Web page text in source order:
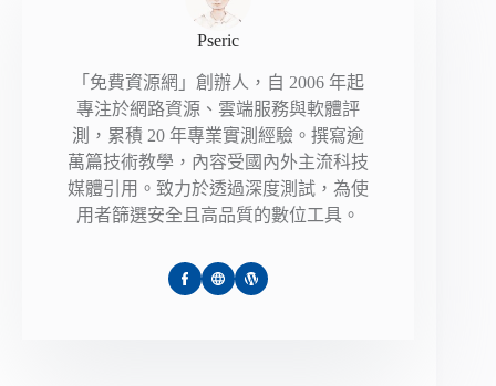
Pseric
「免費資源網」創辦人，自 2006 年起
專注於網路資源、雲端服務與軟體評
測，累積 20 年專業實測經驗。撰寫逾
萬篇技術教學，內容受國內外主流科技
媒體引用。致力於透過深度測試，為使
用者篩選安全且高品質的數位工具。